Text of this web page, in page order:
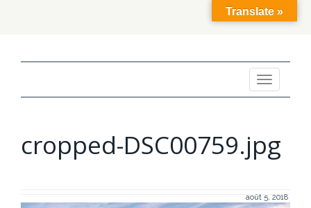
Toggle
navigation
cropped-DSC00759.jpg
août 5, 2018
Translate »